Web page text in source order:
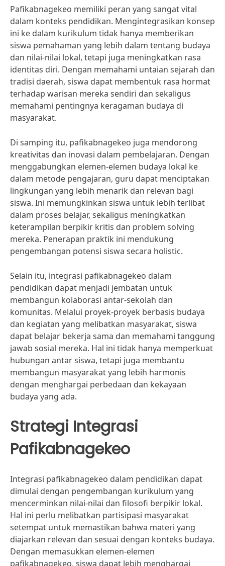
Pafikabnagekeo memiliki peran yang sangat vital
dalam konteks pendidikan. Mengintegrasikan konsep
ini ke dalam kurikulum tidak hanya memberikan
siswa pemahaman yang lebih dalam tentang budaya
dan nilai-nilai lokal, tetapi juga meningkatkan rasa
identitas diri. Dengan memahami untaian sejarah dan
tradisi daerah, siswa dapat membentuk rasa hormat
terhadap warisan mereka sendiri dan sekaligus
memahami pentingnya keragaman budaya di
masyarakat.
Di samping itu, pafikabnagekeo juga mendorong
kreativitas dan inovasi dalam pembelajaran. Dengan
menggabungkan elemen-elemen budaya lokal ke
dalam metode pengajaran, guru dapat menciptakan
lingkungan yang lebih menarik dan relevan bagi
siswa. Ini memungkinkan siswa untuk lebih terlibat
dalam proses belajar, sekaligus meningkatkan
keterampilan berpikir kritis dan problem solving
mereka. Penerapan praktik ini mendukung
pengembangan potensi siswa secara holistic.
Selain itu, integrasi pafikabnagekeo dalam
pendidikan dapat menjadi jembatan untuk
membangun kolaborasi antar-sekolah dan
komunitas. Melalui proyek-proyek berbasis budaya
dan kegiatan yang melibatkan masyarakat, siswa
dapat belajar bekerja sama dan memahami tanggung
jawab sosial mereka. Hal ini tidak hanya memperkuat
hubungan antar siswa, tetapi juga membantu
membangun masyarakat yang lebih harmonis
dengan menghargai perbedaan dan kekayaan
budaya yang ada.
Strategi Integrasi
Pafikabnagekeo
Integrasi pafikabnagekeo dalam pendidikan dapat
dimulai dengan pengembangan kurikulum yang
mencerminkan nilai-nilai dan filosofi berpikir lokal.
Hal ini perlu melibatkan partisipasi masyarakat
setempat untuk memastikan bahwa materi yang
diajarkan relevan dan sesuai dengan konteks budaya.
Dengan memasukkan elemen-elemen
pafikabnagekeo, siswa dapat lebih menghargai